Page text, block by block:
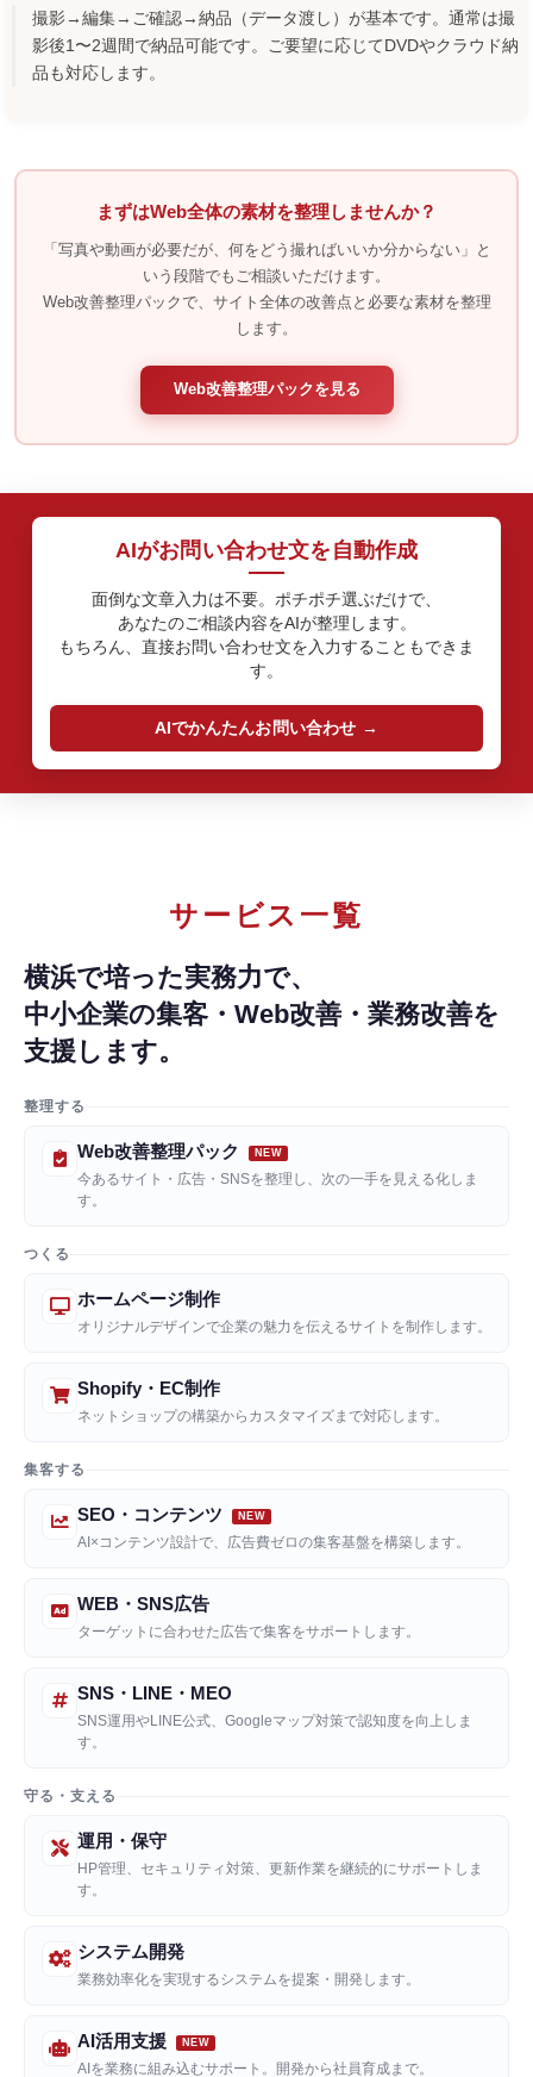
撮影→編集→ご確認→納品（データ渡し）が基本です。通常は撮
影後1〜2週間で納品可能です。ご要望に応じてDVDやクラウド納
品も対応します。
まずはWeb全体の素材を整理しませんか？
「写真や動画が必要だが、何をどう撮ればいいか分からない」と
いう段階でもご相談いただけます。
Web改善整理パックで、サイト全体の改善点と必要な素材を整理
します。
Web改善整理パックを見る
AIがお問い合わせ文を自動作成
面倒な文章入力は不要。ポチポチ選ぶだけで、
あなたのご相談内容をAIが整理します。
もちろん、直接お問い合わせ文を入力することもできま
す。
AIでかんたんお問い合わせ
サービス一覧
横浜で培った実務力で、
中小企業の集客・Web改善・業務改善を
支援します。
整理する
Web改善整理パック
今あるサイト・広告・SNSを整理し、次の一手を見える化しま
す。
つくる
ホームページ制作
オリジナルデザインで企業の魅力を伝えるサイトを制作します。
Shopify・EC制作
ネットショップの構築からカスタマイズまで対応します。
集客する
SEO・コンテンツ
AI×コンテンツ設計で、広告費ゼロの集客基盤を構築します。
WEB・SNS広告
ターゲットに合わせた広告で集客をサポートします。
SNS・LINE・MEO
SNS運用やLINE公式、Googleマップ対策で認知度を向上しま
す。
守る・支える
運用・保守
HP管理、セキュリティ対策、更新作業を継続的にサポートしま
す。
システム開発
業務効率化を実現するシステムを提案・開発します。
AI活用支援
AIを業務に組み込むサポート。開発から社員育成まで。